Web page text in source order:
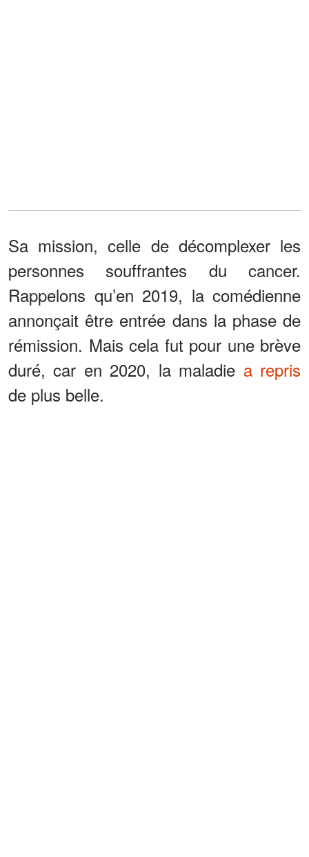
Sa mission, celle de décomplexer les
personnes souffrantes du cancer.
Rappelons qu’en 2019, la comédienne
annonçait être entrée dans la phase de
rémission. Mais cela fut pour une brève
duré, car en 2020, la maladie a repris
de plus belle.